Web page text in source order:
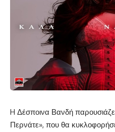
H Δέσποινα Βανδή
Περνάτε», που θα